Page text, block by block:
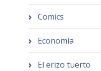
Comics
Economía
El erizo tuerto